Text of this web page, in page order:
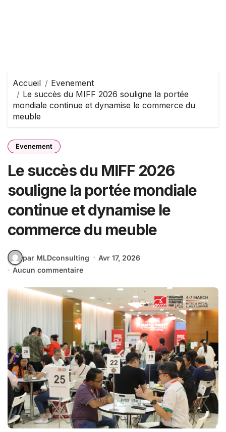
Accueil
Evenement
Le succès du MIFF 2026 souligne la portée
mondiale continue et dynamise le commerce du
meuble
Evenement
Le succès du MIFF 2026
souligne la portée mondiale
continue et dynamise le
commerce du meuble
par MLDconsulting
Avr 17, 2026
Aucun commentaire